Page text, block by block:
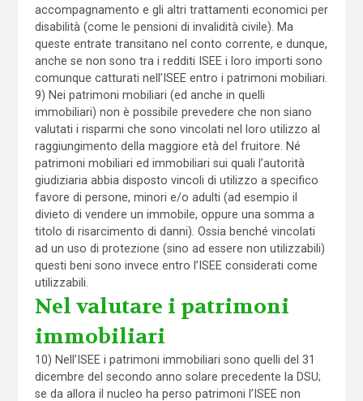
accompagnamento e gli altri trattamenti economici per
disabilità (come le pensioni di invalidità civile). Ma
queste entrate transitano nel conto corrente, e dunque,
anche se non sono tra i redditi ISEE i loro importi sono
comunque catturati nell’ISEE entro i patrimoni mobiliari.
9) Nei patrimoni mobiliari (ed anche in quelli
immobiliari) non è possibile prevedere che non siano
valutati i risparmi che sono vincolati nel loro utilizzo al
raggiungimento della maggiore età del fruitore. Né
patrimoni mobiliari ed immobiliari sui quali l’autorità
giudiziaria abbia disposto vincoli di utilizzo a specifico
favore di persone, minori e/o adulti (ad esempio il
divieto di vendere un immobile, oppure una somma a
titolo di risarcimento di danni). Ossia benché vincolati
ad un uso di protezione (sino ad essere non utilizzabili)
questi beni sono invece entro l’ISEE considerati come
utilizzabili.
Nel valutare i patrimoni
immobiliari
10) Nell’ISEE i patrimoni immobiliari sono quelli del 31
dicembre del secondo anno solare precedente la DSU;
se da allora il nucleo ha perso patrimoni l’ISEE non